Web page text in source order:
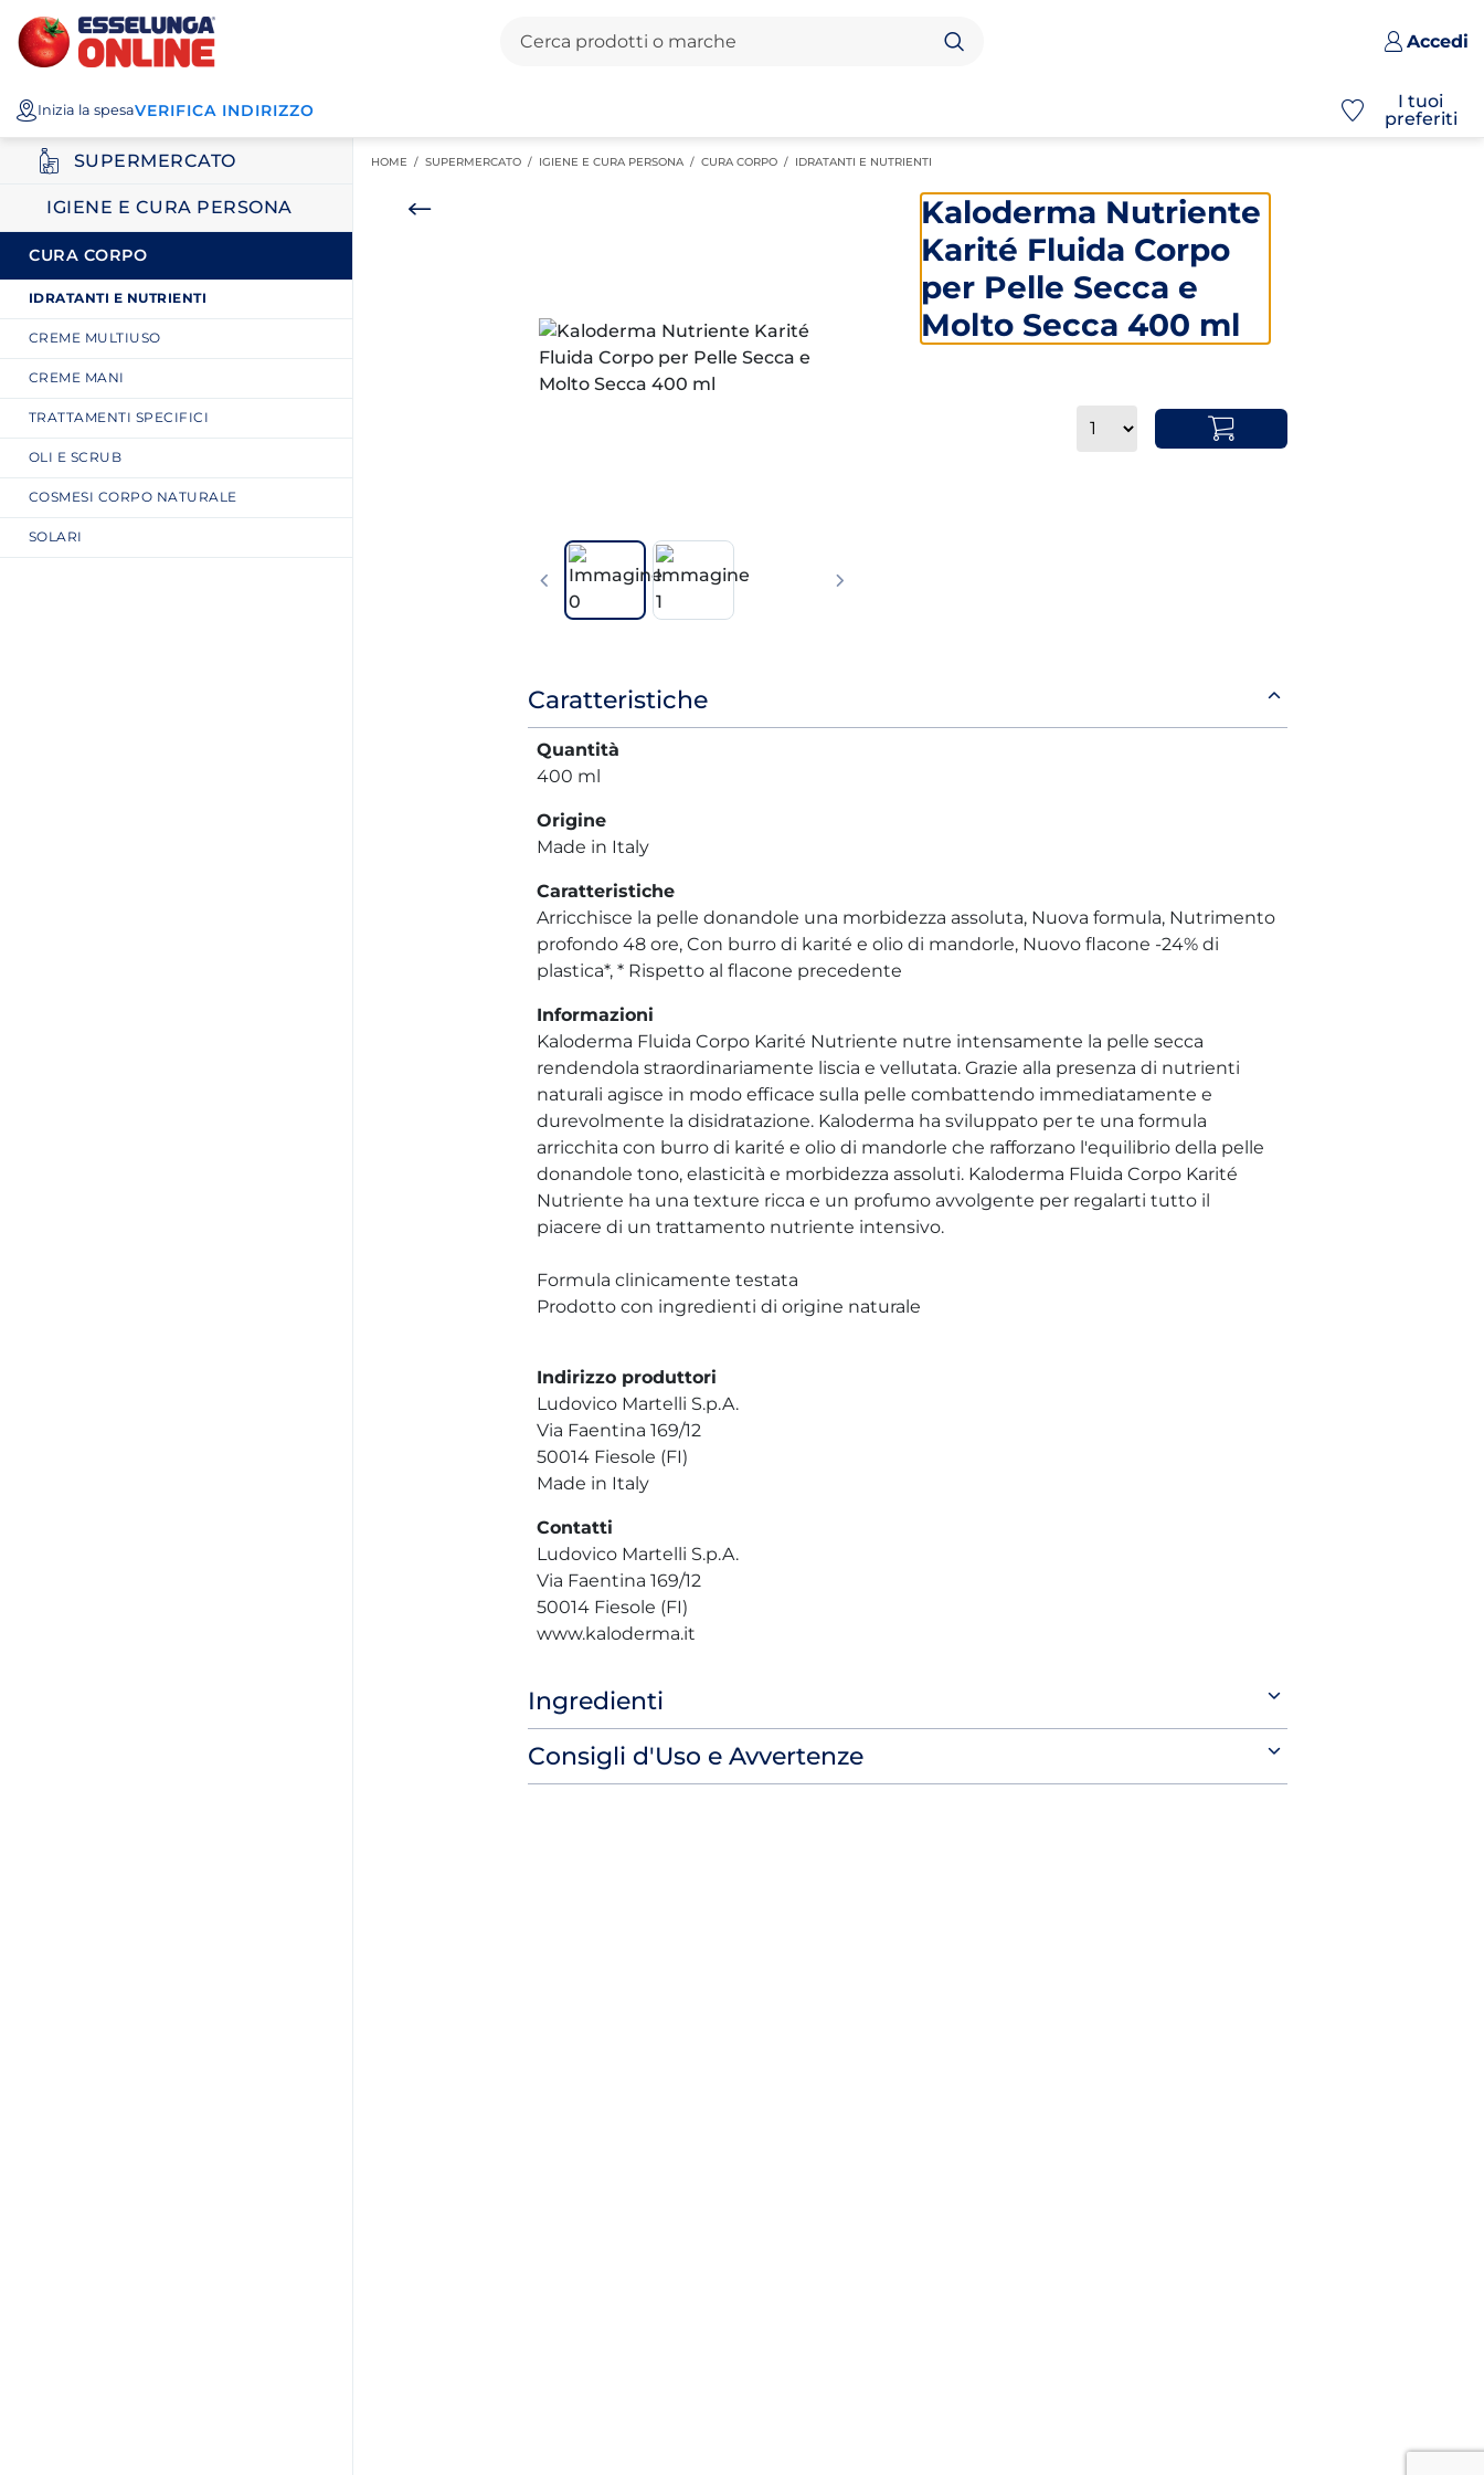
Posizionati sul contenuto principale
Posizionati sull'elenco categorie
I miei acquisti
Esselunga
Spesa
Online
Cerca
Accedi
Inizia la spesaVERIFICA INDIRIZZO
I tuoi
preferiti
SUPERMERCATO
IGIENE E CURA PERSONA
CURA CORPO
IDRATANTI E NUTRIENTI
CREME MULTIUSO
CREME MANI
TRATTAMENTI SPECIFICI
OLI E SCRUB
COSMESI CORPO NATURALE
SOLARI
HOME / SUPERMERCATO / IGIENE E CURA PERSONA / CURA CORPO / IDRATANTI E NUTRIENTI
Kaloderma Nutriente
Karité Fluida Corpo
per Pelle Secca e
Molto Secca 400 ml
Quantità
Informazioni
prodotto
Caratteristiche
Quantità
400 ml
Origine
Made in Italy
Caratteristiche
Arricchisce la pelle donandole una morbidezza assoluta, Nuova formula, Nutrimento
profondo 48 ore, Con burro di karité e olio di mandorle, Nuovo flacone -24% di
plastica*, * Rispetto al flacone precedente
Informazioni
Kaloderma Fluida Corpo Karité Nutriente nutre intensamente la pelle secca
rendendola straordinariamente liscia e vellutata. Grazie alla presenza di nutrienti
naturali agisce in modo efficace sulla pelle combattendo immediatamente e
durevolmente la disidratazione. Kaloderma ha sviluppato per te una formula
arricchita con burro di karité e olio di mandorle che rafforzano l'equilibrio della pelle
donandole tono, elasticità e morbidezza assoluti. Kaloderma Fluida Corpo Karité
Nutriente ha una texture ricca e un profumo avvolgente per regalarti tutto il
piacere di un trattamento nutriente intensivo.
Formula clinicamente testata
Prodotto con ingredienti di origine naturale
Indirizzo produttori
Ludovico Martelli S.p.A.
Via Faentina 169/12
50014 Fiesole (FI)
Made in Italy
Contatti
Ludovico Martelli S.p.A.
Via Faentina 169/12
50014 Fiesole (FI)
www.kaloderma.it
Ingredienti
Consigli d'Uso e Avvertenze